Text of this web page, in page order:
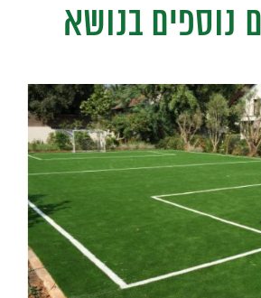
נוספים בנושא